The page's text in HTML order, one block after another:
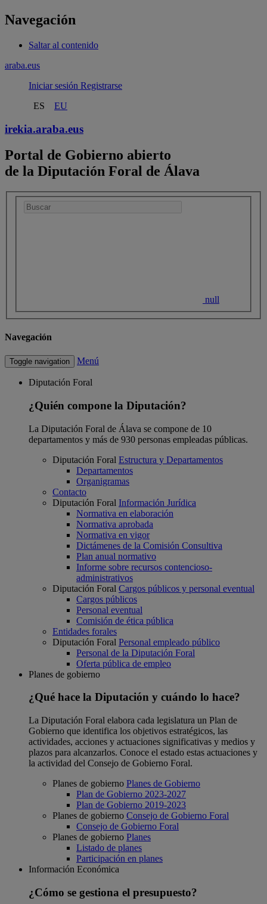
Navegación
Saltar al contenido
araba.eus
Iniciar sesión Registrarse
ES
EU
irekia.araba.eus
Portal de Gobierno abierto
de la Diputación Foral de Álava
null
Navegación
Toggle navigation Menú
Diputación Foral
¿Quién compone la Diputación?
La Diputación Foral de Álava se compone de 10
departamentos y más de 930 personas empleadas públicas.
Diputación Foral Estructura y Departamentos
Departamentos
Organigramas
Contacto
Diputación Foral Información Jurídica
Normativa en elaboración
Normativa aprobada
Normativa en vigor
Dictámenes de la Comisión Consultiva
Plan anual normativo
Informe sobre recursos contencioso-
administrativos
Diputación Foral Cargos públicos y personal eventual
Cargos públicos
Personal eventual
Comisión de ética pública
Entidades forales
Diputación Foral Personal empleado público
Personal de la Diputación Foral
Oferta pública de empleo
Planes de gobierno
¿Qué hace la Diputación y cuándo lo hace?
La Diputación Foral elabora cada legislatura un Plan de
Gobierno que identifica los objetivos estratégicos, las
actividades, acciones y actuaciones significativas y medios y
plazos para alcanzarlos. Conoce el estado estas actuaciones y
la actividad del Consejo de Gobierno Foral.
Planes de gobierno Planes de Gobierno
Plan de Gobierno 2023-2027
Plan de Gobierno 2019-2023
Planes de gobierno Consejo de Gobierno Foral
Consejo de Gobierno Foral
Planes de gobierno Planes
Listado de planes
Participación en planes
Información Económica
¿Cómo se gestiona el presupuesto?